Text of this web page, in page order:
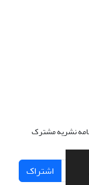
نشریه مشترک
اشتراک